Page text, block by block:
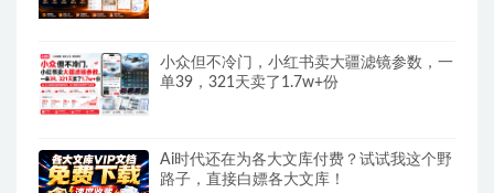
小众但不冷门，小红书卖大疆滤镜参数，一
单39，321天卖了1.7w+份
Ai时代还在为各大文库付费？试试我这个野
路子，直接白嫖各大文库！